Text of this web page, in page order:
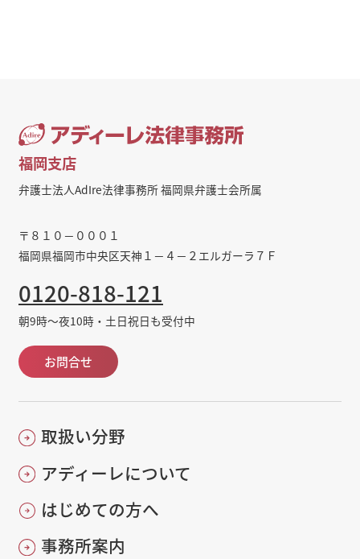
福岡支店
弁護士法人AdIre法律事務所 福岡県弁護士会所属
〒８１０－０００１
福岡県福岡市中央区天神１－４－２エルガーラ７Ｆ
0120-818-121
朝9時～夜10時・土日祝日も受付中
お問合せ
取扱い分野
アディーレについて
はじめての方へ
事務所案内